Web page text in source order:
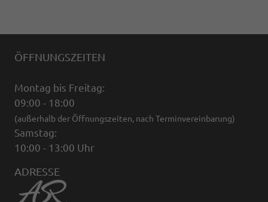
ÖFFNUNGSZEITEN
Montag bis Freitag:
09:00 - 18:00
(außerhalb der Öffnungszeiten, nach Terminvereinbarung)
Samstag:
10:00 - 13:00 Uhr
ADRESSE